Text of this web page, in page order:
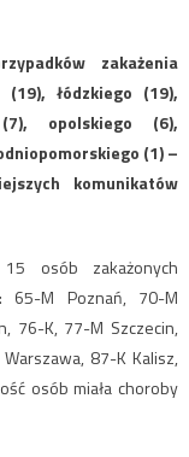
zakażenia
łódzkiego (19),
opolskiego (6),
(1) –
komunikatów
osób zakażonych
65-M Poznań, 70-M
76-K, 77-M Szczecin,
87-K Kalisz,
osób miała choroby